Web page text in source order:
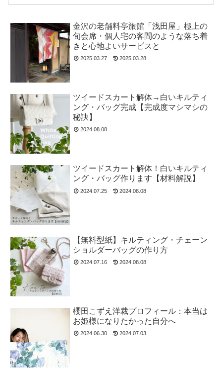
金沢の老舗料亭旅館「浅田屋」極上の
旬会席・個人宅の客間のような落ち着
きと心地よいサービスと
2025.03.27 2025.03.28
ツイードスカート解体→白いキルティ
ング・バッグ完成【完成度マシマシの
秘訣】
2024.08.08
ツイードスカート解体！白いキルティ
ング・バッグ作ります【材料解説】
2024.07.25 2024.08.08
【無料型紙】キルティング・チェーン
ショルダーバッグの作り方
2024.07.16 2024.08.08
櫻田こずえ洋裁プロフィール：本当は
お姫様になりたかった自分へ
2024.06.30 2024.07.03